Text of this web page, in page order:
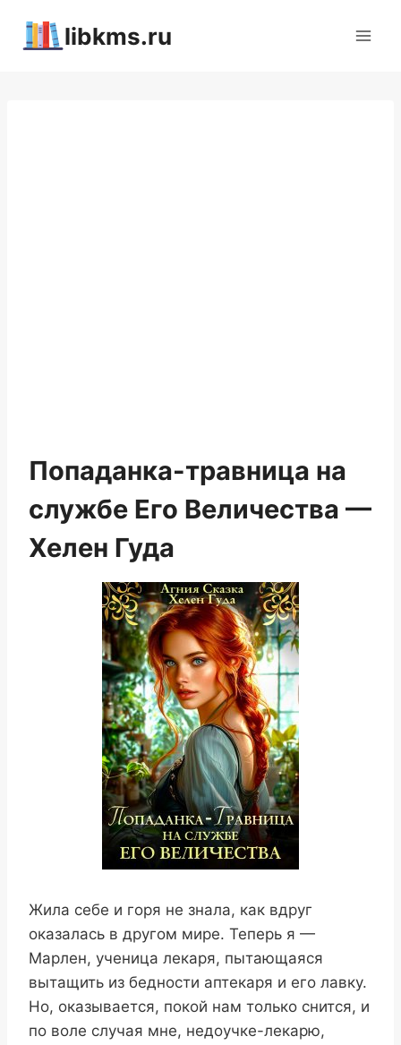
libkms.ru
Попаданка-травница на
службе Его Величества —
Хелен Гуда
Жила себе и горя не знала, как вдруг
оказалась в другом мире. Теперь я —
Марлен, ученица лекаря, пытающаяся
вытащить из бедности аптекаря и его лавку.
Но, оказывается, покой нам только снится, и
по воле случая мне, недоучке-лекарю,